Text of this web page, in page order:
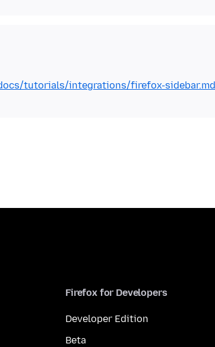
tutorials/integrations/firefox-sidebar.md
Firefox for Developers
Developer Edition
Beta